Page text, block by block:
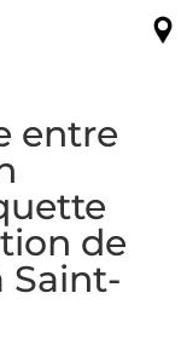
entre
de
Saint-